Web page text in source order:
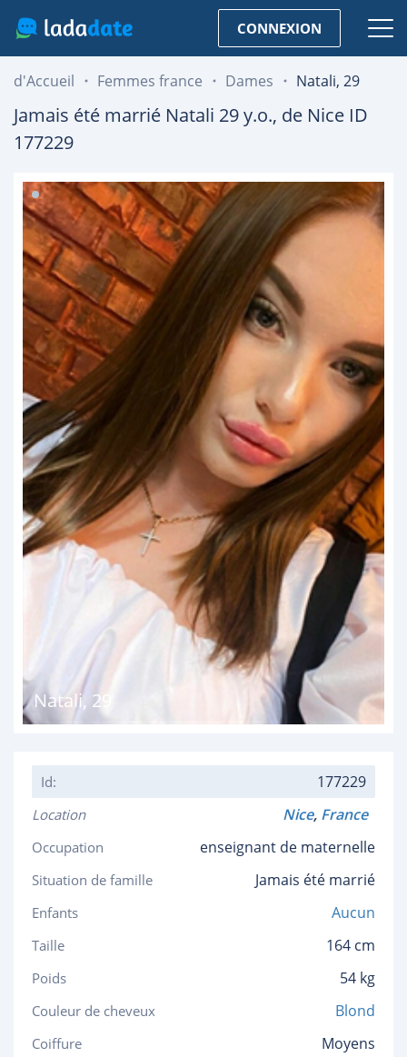
CONNEXION
d'Accueil Femmes france Dames Natali, 29
Jamais été marrié Natali 29y.o., de Nice ID
177229
Natali, 29
Id: 177229
Location Nice, France
Occupation enseignant de maternelle
Situation de famille Jamais été marrié
Enfants Aucun
Taille 164 cm
Poids 54 kg
Couleur de cheveux Blond
Coiffure Moyens